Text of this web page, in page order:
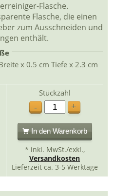
Flasche.
Flasche, die einen
zum Ausschneiden und
enthält.
x 0.5 cm Tiefe x 2.3 cm
Stückzahl
-
+
In den Warenkorb
* inkl. MwSt./exkl.,
Versandkosten
Lieferzeit ca. 3-5 Werktage